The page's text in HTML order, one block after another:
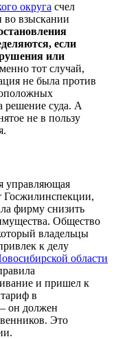
округа счел
во взыскании
если
или
тот случай,
не была против
решение суда. А
не в пользу
управляющая
Госжилинспекции,
фирму снизить
Общество
владельцы
к делу
области
и пришел к
в
он должен
Это